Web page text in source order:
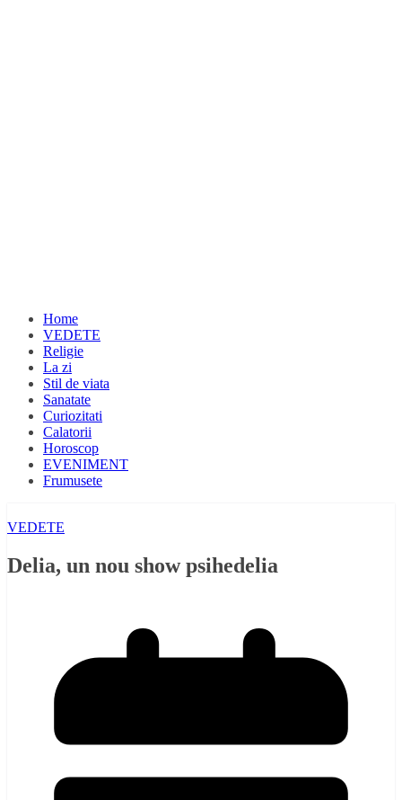
Home
VEDETE
Religie
La zi
Stil de viata
Sanatate
Curiozitati
Calatorii
Horoscop
EVENIMENT
Frumusete
VEDETE
Delia, un nou show psihedelia